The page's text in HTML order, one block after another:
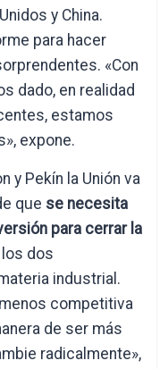
y China.
para hacer
«Con
dado, en realidad
estamos
expone.
y Pekín la Unión va
que se necesita
para cerrar la
dos
industrial.
competitiva
de ser más
radicalmente»,